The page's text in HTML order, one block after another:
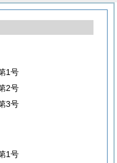
1号
2号
3号
1号